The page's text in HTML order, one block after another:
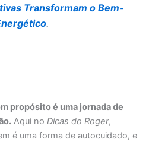
Transformam o Bem-
.
propósito é uma jornada de
Aqui no Dicas do Roger,
é uma forma de autocuidado, e